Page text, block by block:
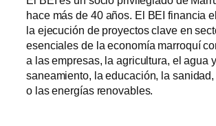
hace más de 40 años. El BEI financia
la ejecución de proyectos clave en
esenciales de la economía marroquí
a las empresas, la agricultura, el agua
saneamiento, la educación, la
o las energías renovables.